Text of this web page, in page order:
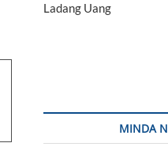
Ladang Uang
MINDA